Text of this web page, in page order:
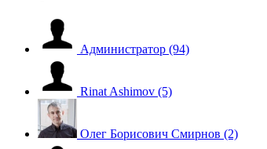
Администратор (94)
Rinat Ashimov (5)
Олег Борисович Смирнов (2)